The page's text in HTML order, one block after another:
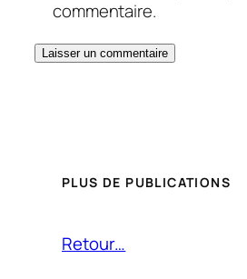
commentaire.
PLUS DE PUBLICATIONS
Retour…